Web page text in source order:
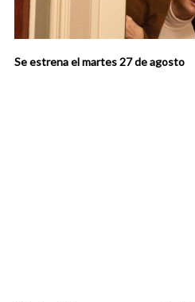
Se estrena el martes 27 de agosto